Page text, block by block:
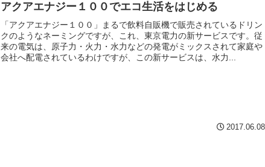
アクアエナジー１００でエコ生活をはじめる
「アクアエナジー１００」まるで飲料自販機で販売されているドリン
クのようなネーミングですが、これ、東京電力の新サービスです。従
来の電気は、原子力・火力・水力などの発電がミックスされて家庭や
会社へ配電されているわけですが、この新サービスは、水力...
2017.06.08